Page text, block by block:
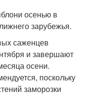
осенью в
зарубежья.
саженцев
и завершают
осени.
поскольку
заморозки